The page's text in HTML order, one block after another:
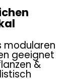
modularen
geeignet
&